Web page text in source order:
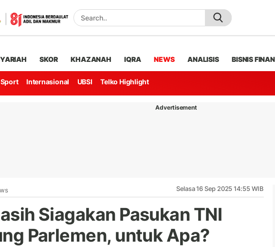
SKOR KHAZANAH IQRA NEWS ANALISIS BISNIS
Sport Internasional UBSI Telko Highlight
Advertisement
Selasa 16 Sep 2025 14:55 WIB
Siagakan Pasukan TNI
Parlemen, untuk Apa?